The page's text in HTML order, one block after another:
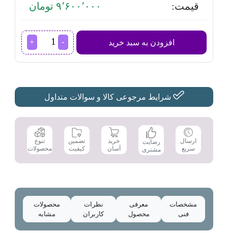
قیمت: ۹٬۶۰۰٬۰۰۰ تومان
افزودن به سبد خرید
حالت
دهنده
مدل
647.01
عدد
شرایط مرجوعی کالا و سوالات متداول
ارسال
سریع
رضایت
مشتری
خرید
آسان
تضمین
کیفیت
تنوع
محصولات
مشخصات
فنی
معرفی
محصول
نظرات
کاربران
محصولات
مشابه